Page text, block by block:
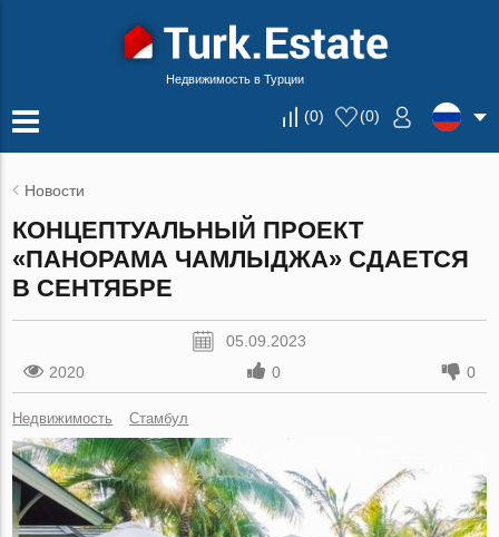
Недвижимость в Турции
(0) (0)
Новости
КОНЦЕПТУАЛЬНЫЙ ПРОЕКТ
«ПАНОРАМА ЧАМЛЫДЖА» СДАЕТСЯ
В СЕНТЯБРЕ
05.09.2023
2020
0 0
Недвижимость Стамбул